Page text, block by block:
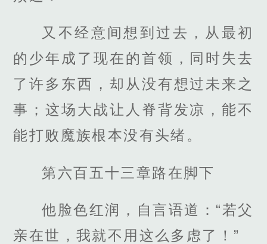
又不经意间想到过去，从最初
的少年成了现在的首领，同时失去
了许多东西，却从没有想过未来之
事；这场大战让人脊背发凉，能不
能打败魔族根本没有头绪。
第六百五十三章路在脚下
他脸色红润，自言语道：“若父
亲在世，我就不用这么多虑了！”